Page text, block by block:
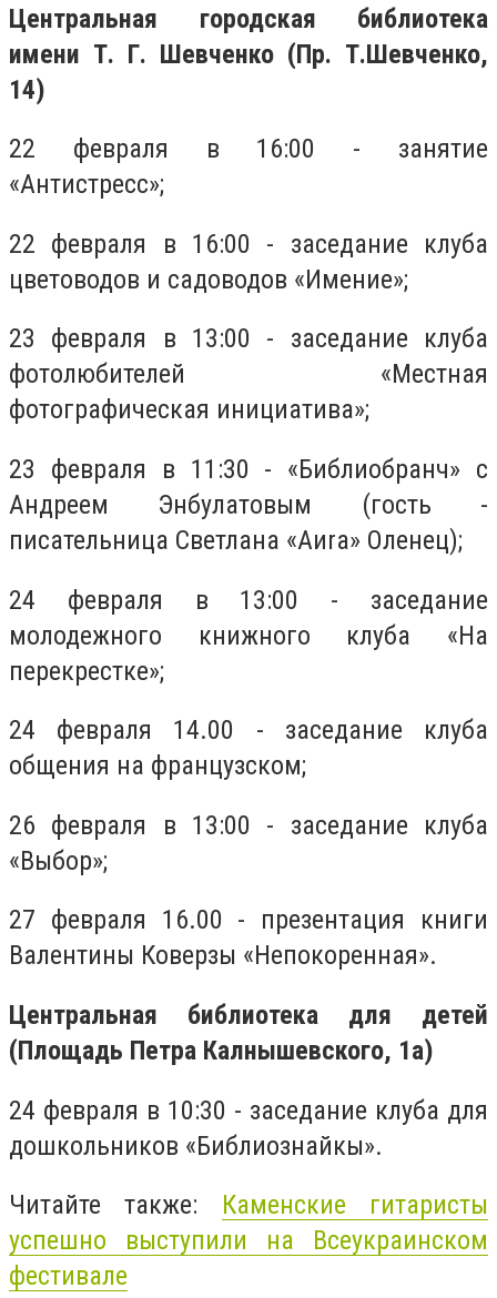
Центральная городская библиотека
имени Т. Г. Шевченко (Пр. Т.Шевченко,
14)
22 февраля в 16:00 - занятие
«Антистресс»;
22 февраля в 16:00 - заседание клуба
цветоводов и садоводов «Имение»;
23 февраля в 13:00 - заседание клуба
фотолюбителей «Местная
фотографическая инициатива»;
23 февраля в 11:30 - «Библиобранч» с
Андреем Энбулатовым (гость -
писательница Светлана «Аиra» Оленец);
24 февраля в 13:00 - заседание
молодежного книжного клуба «На
перекрестке»;
24 февраля 14.00 - заседание клуба
общения на французском;
26 февраля в 13:00 - заседание клуба
«Выбор»;
27 февраля 16.00 - презентация книги
Валентины Коверзы «Непокоренная».
Центральная библиотека для детей
(Площадь Петра Калнышевского, 1а)
24 февраля в 10:30 - заседание клуба для
дошкольников «Библиознайкы».
Читайте также: Каменские гитаристы
успешно выступили на Всеукраинском
фестивале